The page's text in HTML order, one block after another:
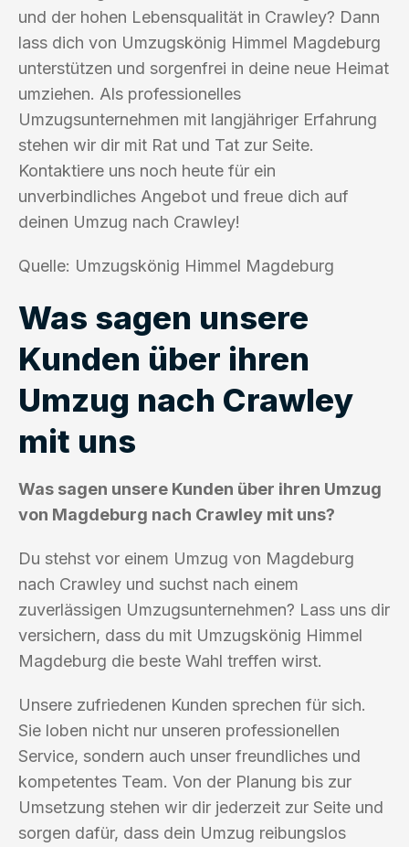
und der hohen Lebensqualität in Crawley? Dann
lass dich von Umzugskönig Himmel Magdeburg
unterstützen und sorgenfrei in deine neue Heimat
umziehen. Als professionelles
Umzugsunternehmen mit langjähriger Erfahrung
stehen wir dir mit Rat und Tat zur Seite.
Kontaktiere uns noch heute für ein
unverbindliches Angebot und freue dich auf
deinen Umzug nach Crawley!
Quelle: Umzugskönig Himmel Magdeburg
Was sagen unsere
Kunden über ihren
Umzug nach Crawley
mit uns
Was sagen unsere Kunden über ihren Umzug
von Magdeburg nach Crawley mit uns?
Du stehst vor einem Umzug von Magdeburg
nach Crawley und suchst nach einem
zuverlässigen Umzugsunternehmen? Lass uns dir
versichern, dass du mit Umzugskönig Himmel
Magdeburg die beste Wahl treffen wirst.
Unsere zufriedenen Kunden sprechen für sich.
Sie loben nicht nur unseren professionellen
Service, sondern auch unser freundliches und
kompetentes Team. Von der Planung bis zur
Umsetzung stehen wir dir jederzeit zur Seite und
sorgen dafür, dass dein Umzug reibungslos